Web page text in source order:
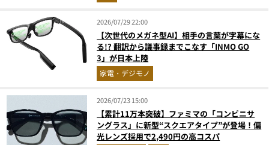
2026/07/29 22:00
【次世代のメガネ型AI】相手の言葉が字幕にな
る!? 翻訳から議事録までこなす「INMO GO
3」が日本上陸
家電・デジモノ
2026/07/23 15:00
【累計11万本突破】ファミマの「コンビニサ
ングラス」に新型“スクエアタイプ”が登場！偏
光レンズ採用で2,490円の高コスパ